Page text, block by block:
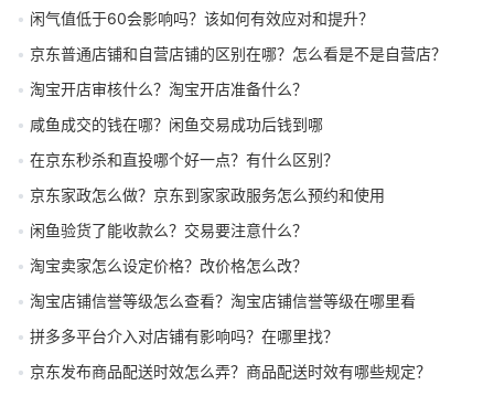
闲气值低于60会影响吗？该如何有效应对和提升？
京东普通店铺和自营店铺的区别在哪？怎么看是不是自营店？
淘宝开店审核什么？淘宝开店准备什么？
咸鱼成交的钱在哪？闲鱼交易成功后钱到哪
在京东秒杀和直投哪个好一点？有什么区别？
京东家政怎么做？京东到家家政服务怎么预约和使用
闲鱼验货了能收款么？交易要注意什么？
淘宝卖家怎么设定价格？改价格怎么改？
淘宝店铺信誉等级怎么查看？淘宝店铺信誉等级在哪里看
拼多多平台介入对店铺有影响吗？在哪里找？
京东发布商品配送时效怎么弄？商品配送时效有哪些规定？